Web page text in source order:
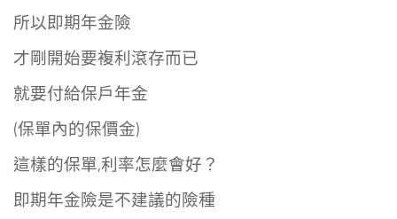
所以即期年金險
才剛開始要複利滾存而已
就要付給保戶年金
(保單內的保價金)
這樣的保單,利率怎麼會好？
即期年金險是不建議的險種